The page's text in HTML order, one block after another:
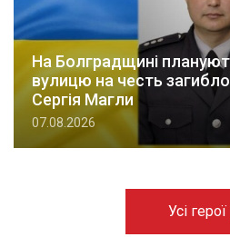
На Болградщині
вулицю на честь
Сергія Магли
07.08.2026
Усі герої